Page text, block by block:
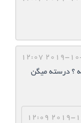
2019-10-18
؟ درسته ميگن
2019-10-